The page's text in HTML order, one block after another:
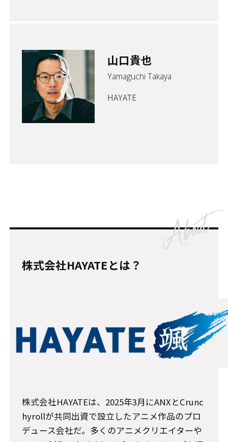
山口貴也
Yamaguchi Takaya
HAYATE
株式会社HAYATEとは？
株式会社HAYATEは、2025年3月にANXとCrunc
hyrollが共同出資で設立したアニメ作品のプロ
デュース会社だ。多くのアニメクリエイターや